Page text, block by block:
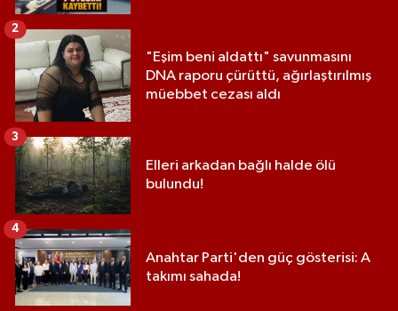
"Eşim beni aldattı" savunmasını
DNA raporu çürüttü, ağırlaştırılmış
müebbet cezası aldı
2
Elleri arkadan bağlı halde ölü
bulundu!
3
Anahtar Parti'den güç gösterisi: A
takımı sahada!
4